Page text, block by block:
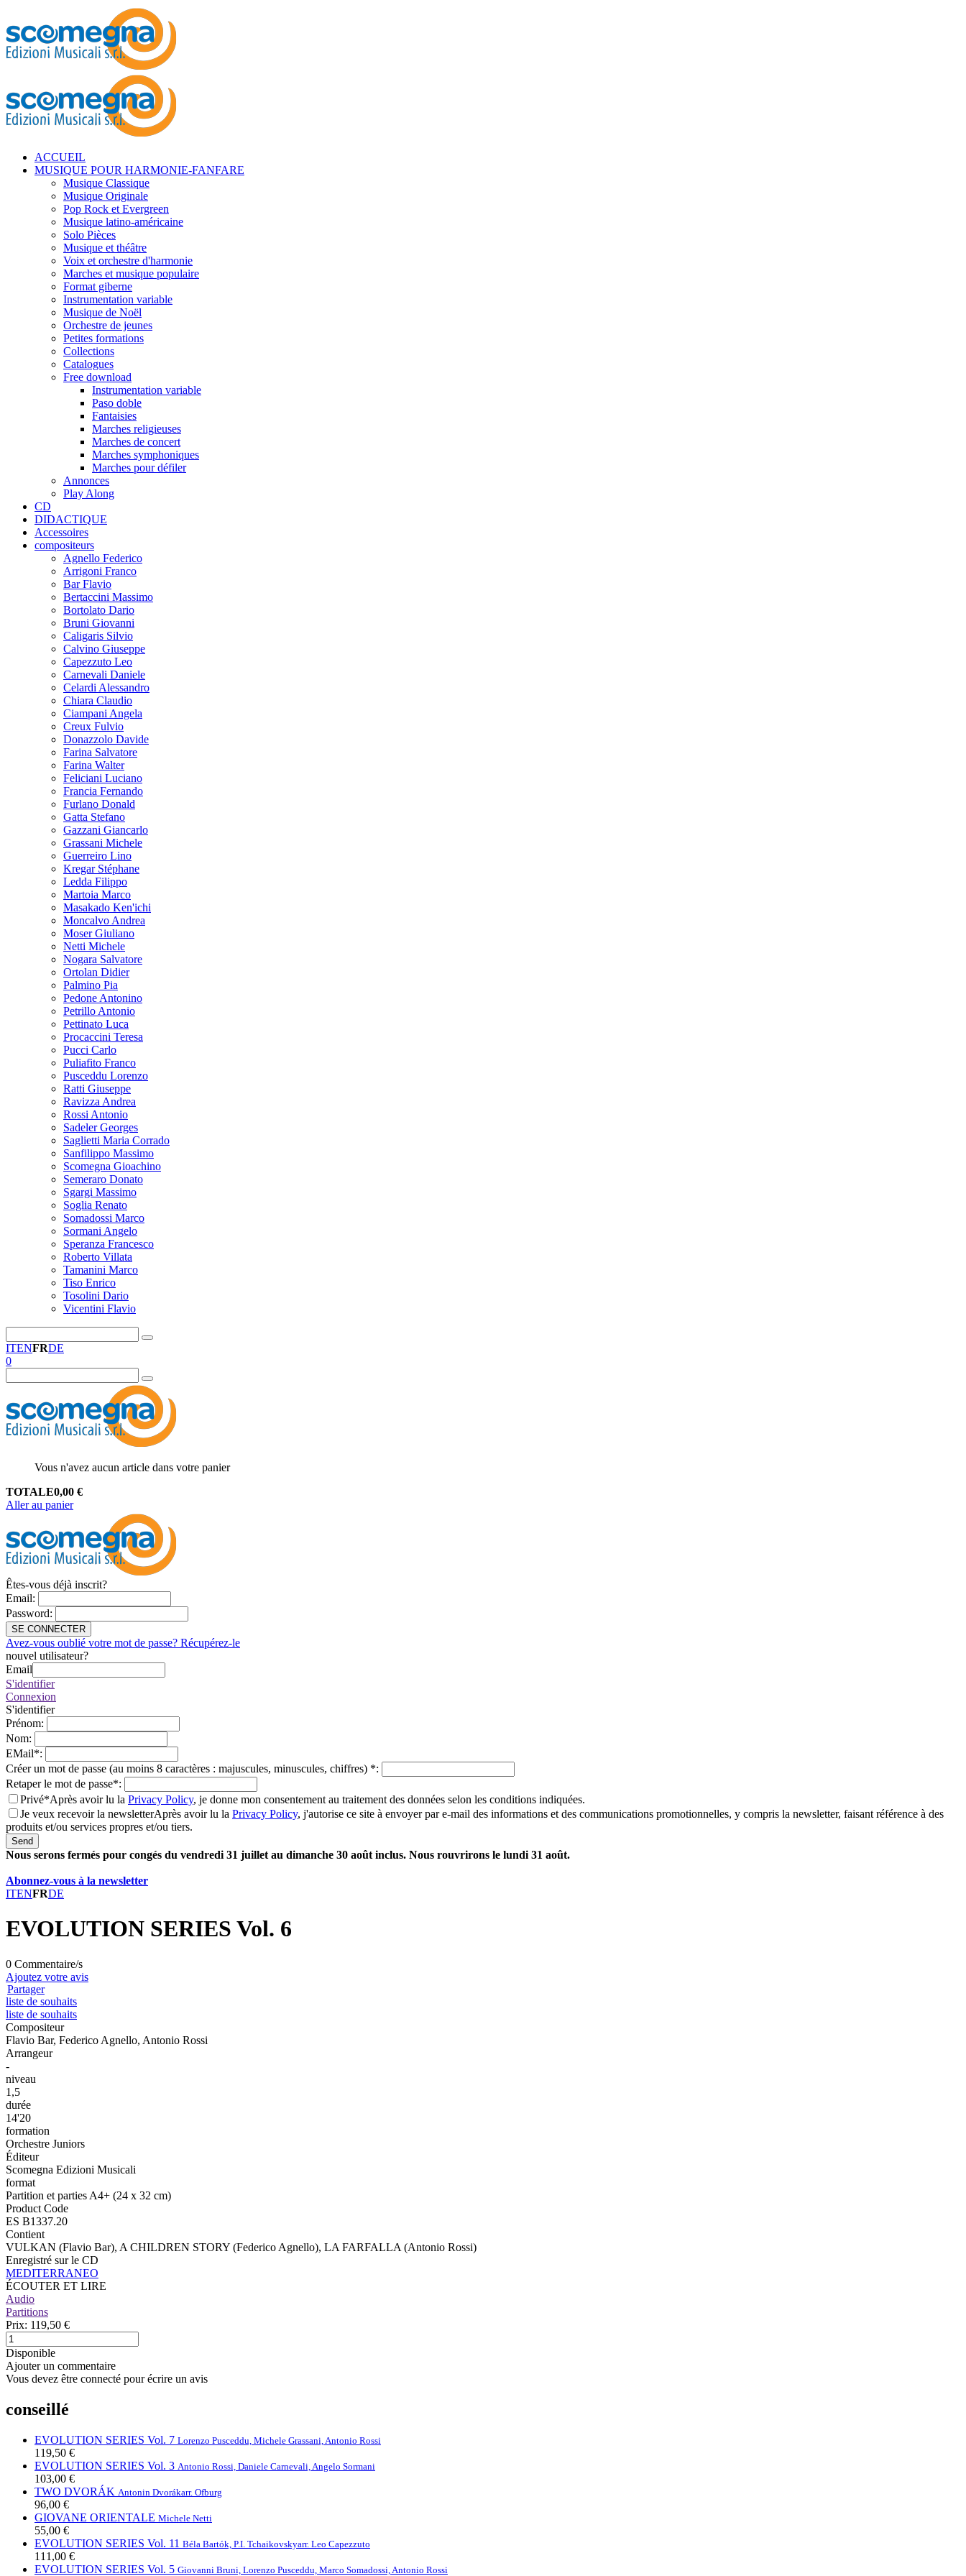
ACCUEIL
MUSIQUE POUR HARMONIE-FANFARE
Musique Classique
Musique Originale
Pop Rock et Evergreen
Musique latino-américaine
Solo Pièces
Musique et théâtre
Voix et orchestre d'harmonie
Marches et musique populaire
Format giberne
Instrumentation variable
Musique de Noël
Orchestre de jeunes
Petites formations
Collections
Catalogues
Free download
Instrumentation variable
Paso doble
Fantaisies
Marches religieuses
Marches de concert
Marches symphoniques
Marches pour défiler
Annonces
Play Along
CD
DIDACTIQUE
Accessoires
compositeurs
Agnello Federico
Arrigoni Franco
Bar Flavio
Bertaccini Massimo
Bortolato Dario
Bruni Giovanni
Caligaris Silvio
Calvino Giuseppe
Capezzuto Leo
Carnevali Daniele
Celardi Alessandro
Chiara Claudio
Ciampani Angela
Creux Fulvio
Donazzolo Davide
Farina Salvatore
Farina Walter
Feliciani Luciano
Francia Fernando
Furlano Donald
Gatta Stefano
Gazzani Giancarlo
Grassani Michele
Guerreiro Lino
Kregar Stéphane
Ledda Filippo
Martoia Marco
Masakado Ken'ichi
Moncalvo Andrea
Moser Giuliano
Netti Michele
Nogara Salvatore
Ortolan Didier
Palmino Pia
Pedone Antonino
Petrillo Antonio
Pettinato Luca
Procaccini Teresa
Pucci Carlo
Puliafito Franco
Pusceddu Lorenzo
Ratti Giuseppe
Ravizza Andrea
Rossi Antonio
Sadeler Georges
Saglietti Maria Corrado
Sanfilippo Massimo
Scomegna Gioachino
Semeraro Donato
Sgargi Massimo
Soglia Renato
Somadossi Marco
Sormani Angelo
Speranza Francesco
Roberto Villata
Tamanini Marco
Tiso Enrico
Tosolini Dario
Vicentini Flavio
ITENFRDE
0
Vous n'avez aucun article dans votre panier
TOTALE0,00 €
Aller au panier
Êtes-vous déjà inscrit?
Email:
Password:
SE CONNECTER
Avez-vous oublié votre mot de passe? Récupérez-le
nouvel utilisateur?
Email
S'identifier
Connexion
S'identifier
Prénom:
Nom:
EMail*:
Créer un mot de passe (au moins 8 caractères : majuscules, minuscules, chiffres) *:
Retaper le mot de passe*:
Privé*Après avoir lu la Privacy Policy, je donne mon consentement au traitement des données selon les conditions indiquées.
Je veux recevoir la newsletterAprès avoir lu la Privacy Policy, j'autorise ce site à envoyer par e-mail des informations et des communications promotionnelles, y compris la newsletter, faisant référence à des
produits et/ou services propres et/ou tiers.
Send
Nous serons fermés pour congés du vendredi 31 juillet au dimanche 30 août inclus. Nous rouvrirons le lundi 31 août.
Abonnez-vous à la newsletter
ITENFRDE
EVOLUTION SERIES Vol. 6
0 Commentaire/s
Ajoutez votre avis
Partager
liste de souhaits
liste de souhaits
Compositeur
Flavio Bar, Federico Agnello, Antonio Rossi
Arrangeur
-
niveau
1,5
durée
14'20
formation
Orchestre Juniors
Éditeur
Scomegna Edizioni Musicali
format
Partition et parties A4+ (24 x 32 cm)
Product Code
ES B1337.20
Contient
VULKAN (Flavio Bar), A CHILDREN STORY (Federico Agnello), LA FARFALLA (Antonio Rossi)
Enregistré sur le CD
MEDITERRANEO
ÉCOUTER ET LIRE
Audio
Partitions
Prix: 119,50 €
Disponible
Ajouter un commentaire
Vous devez être connecté pour écrire un avis
conseillé
EVOLUTION SERIES Vol. 7 Lorenzo Pusceddu, Michele Grassani, Antonio Rossi
119,50 €
EVOLUTION SERIES Vol. 3 Antonio Rossi, Daniele Carnevali, Angelo Sormani
103,00 €
TWO DVORÁK Antonin Dvorákarr. Ofburg
96,00 €
GIOVANE ORIENTALE Michele Netti
55,00 €
EVOLUTION SERIES Vol. 11 Béla Bartók, P.I. Tchaikovskyarr. Leo Capezzuto
111,00 €
EVOLUTION SERIES Vol. 5 Giovanni Bruni, Lorenzo Pusceddu, Marco Somadossi, Antonio Rossi